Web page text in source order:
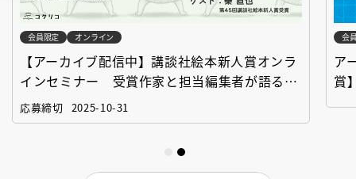
会員限定 オンライン
【アーカイブ配信中】講談社絵本新人賞オンラ
インセミナー 受賞作家と担当編集者が語る
「絵本創作実践講座」
応募締切 2025-10-31
会
ア
賞